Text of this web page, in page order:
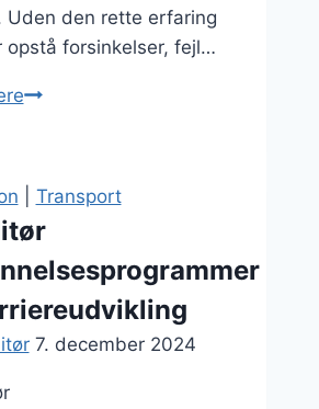
Uden den rette erfaring
opstå forsinkelser, fejl…
Erfaring
hvorfor
det
betyder
noget
Transport
7. december 2024